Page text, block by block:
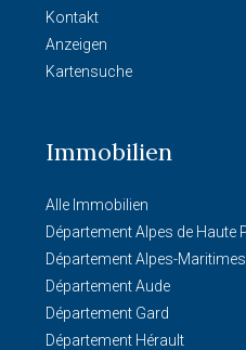
Kontakt
Anzeigen
Kartensuche
Immobilien
Alle Immobilien
Département Alpes de Haute
Département Alpes-Maritimes
Département Aude
Département Gard
Département Hérault